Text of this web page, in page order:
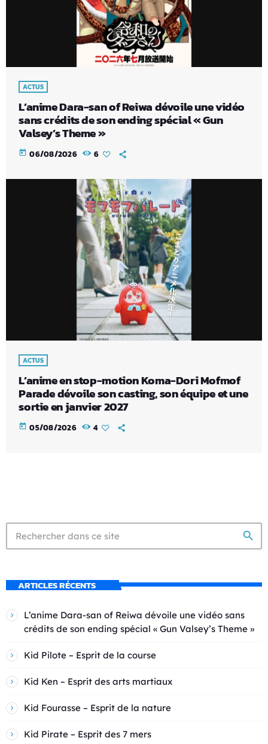
ACTUS
L’anime Dara-san of Reiwa dévoile une vidéo
sans crédits de son ending spécial « Gun
Valsey’s Theme »
today 06/08/2026 6
ACTUS
L’anime en stop-motion Koma-Dori Mofmof
Parade dévoile son casting, son équipe et une
sortie en janvier 2027
today 05/08/2026 4
search
ARTICLES RÉCENTS
L’anime Dara-san of Reiwa dévoile une vidéo sans
crédits de son ending spécial « Gun Valsey’s Theme »
Kid Pilote – Esprit de la course
Kid Ken – Esprit des arts martiaux
Kid Fourasse – Esprit de la nature
Kid Pirate – Esprit des 7 mers